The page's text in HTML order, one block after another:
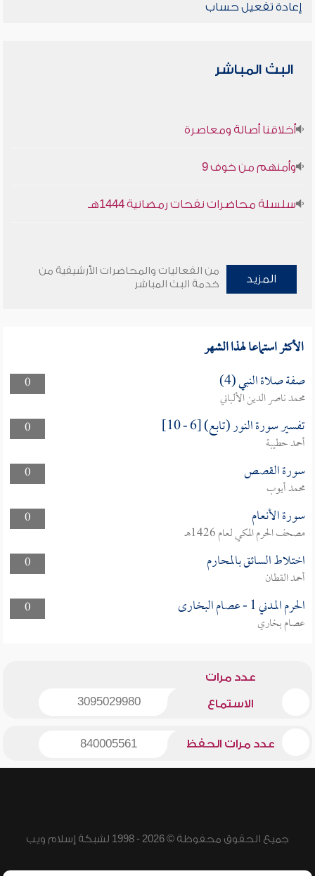
إعادة تفعيل حساب
البث المباشر
أخلاقنا أصالة ومعاصرة
وأمنهم من خوف 9
سلسلة محاضرات نفحات رمضانية 1444هـ
المزيد
من الفعاليات والمحاضرات الأرشيفية من
خدمة البث المباشر
الأكثر استماعا لهذا الشهر
0 صفة صلاة النبي (4)
محمد ناصر الدين الألباني
0
تفسير سورة النور (تابع) [6 - 10]
أحمد حطيبة
0
سورة القصص
محمد أيوب
0
سورة الأنعام
مصحف الحرم المكي لعام 1426هـ
0
اختلاط السائق بالمحارم
أحمد القطان
0
الحرم المدني 1 - عصام البخارى
عصام بخاري
عدد مرات
الاستماع 3095029980
عدد مرات الحفظ 840005561
جميع الحقوق محفوظة © 2026 - 1998 لشبكة إسلام ويب